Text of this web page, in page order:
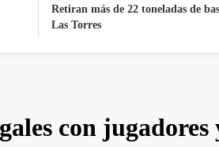
Exintegrante de la GN denuncia
irregularidades
con jugadores